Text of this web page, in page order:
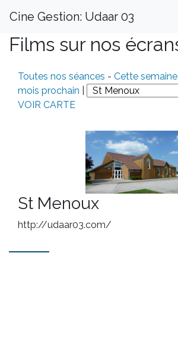
Cine Gestion: Udaar 03
Films sur nos
Toutes nos séances - Cette semaine
mois prochain
VOIR CARTE
St Menoux
http://udaar03.com/